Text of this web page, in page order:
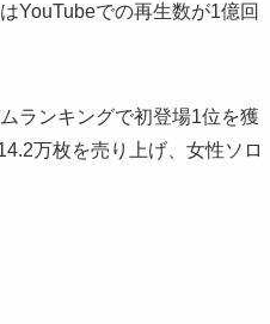
YouTubeでの再生数が1億回
ランキングで初登場1位を獲
万枚を売り上げ、女性ソロ